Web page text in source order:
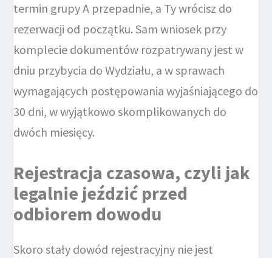
termin grupy A przepadnie, a Ty wrócisz do
rezerwacji od początku. Sam wniosek przy
komplecie dokumentów rozpatrywany jest w
dniu przybycia do Wydziału, a w sprawach
wymagających postępowania wyjaśniającego do
30 dni, w wyjątkowo skomplikowanych do
dwóch miesięcy.
Rejestracja czasowa, czyli jak
legalnie jeździć przed
odbiorem dowodu
Skoro stały dowód rejestracyjny nie jest